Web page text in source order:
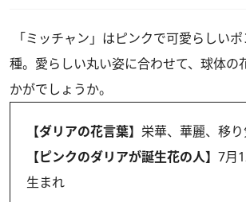
「ミッチャン」はピンクで可愛らしい
種。愛らしい丸い姿に合わせて、球体の
かがでしょうか。
【ダリアの花言葉】 栄華、華麗、移
【ピンクのダリアが誕生花の人】 7月
生まれ